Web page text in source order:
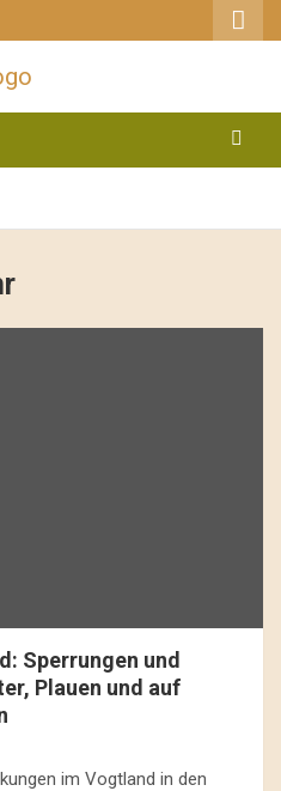
Sperrungen und
Plauen und auf
im Vogtland in den